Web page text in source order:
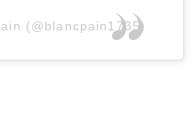
(@blancpain1735)